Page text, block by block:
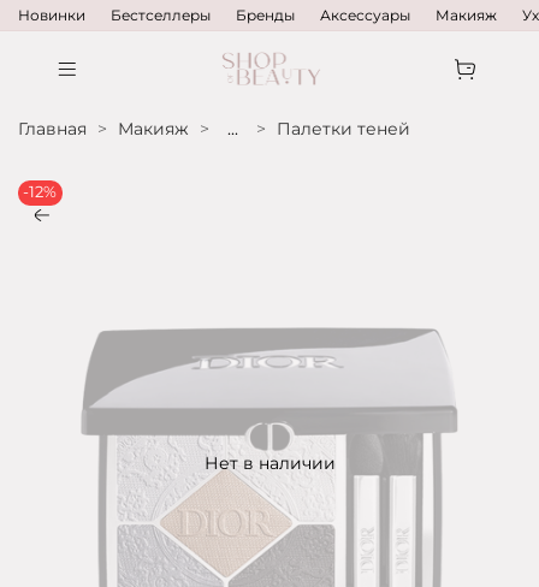
Новинки Бестселлеры Бренды Аксессуары Макияж
Главная Макияж ... Палетки теней
Нет в наличии
-12%